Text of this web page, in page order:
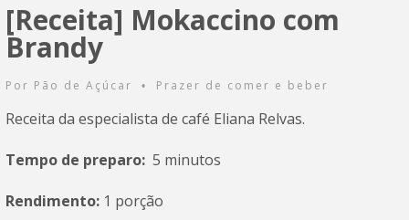
[Receita] Mokaccino com
Brandy
Por Pão de Açúcar • Prazer de comer e beber
Receita da especialista de café Eliana Relvas.
Tempo de preparo: 5 minutos
Rendimento: 1 porção